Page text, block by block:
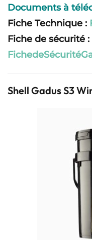
Documents à
Fiche Technique :
Fiche de sécurité :
Shell Gadus S3